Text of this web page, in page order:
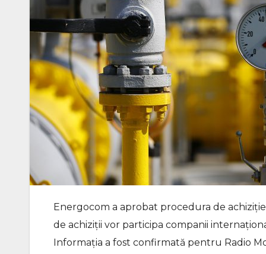
Energocom a aprobat procedura de
de achiziții vor participa companii
Informația a fost confirmată pentru Radio